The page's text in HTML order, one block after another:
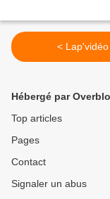
< Lap'vidéo
Hébergé par
Top articles
Pages
Contact
Signaler un abus